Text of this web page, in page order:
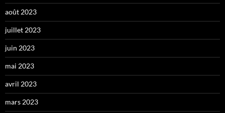
août 2023
juillet 2023
juin 2023
mai 2023
avril 2023
mars 2023